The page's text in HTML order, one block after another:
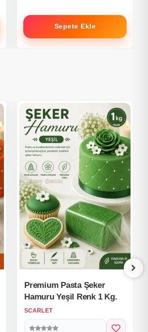
Sepete Ekle
Premium Pasta Şeker
Hamuru Yeşil Renk 1 Kg.
SCARLET